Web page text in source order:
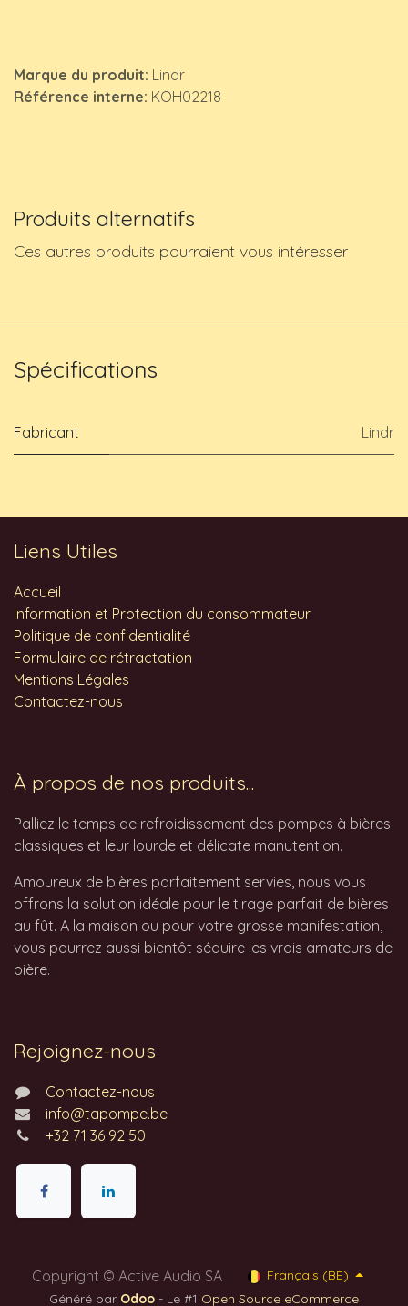
Marque du produit: Lindr
Référence interne: KOH02218
Produits alternatifs
Ces autres produits pourraient vous intéresser
Spécifications
Fabricant Lindr
Liens Utiles
Accueil
Information et Protection du consommateur
Politique de confidentialité
Formulaire de rétractation
Mentions Légales
Contactez-nous
À propos de nos produits...
Palliez le temps de refroidissement des pompes à bières
classiques et leur lourde et délicate manutention.
Amoureux de bières parfaitement servies, nous vous
offrons la solution idéale pour le tirage parfait de bières
au fût. A la maison ou pour votre grosse manifestation,
vous pourrez aussi bientôt séduire les vrais amateurs de
bière.
Rejoignez-nous
Contactez-nous
info@tapompe.be
+32 71 36 92 50
Copyright © Active Audio SA
Français (BE)
Généré par Odoo - Le #1 Open Source eCommerce